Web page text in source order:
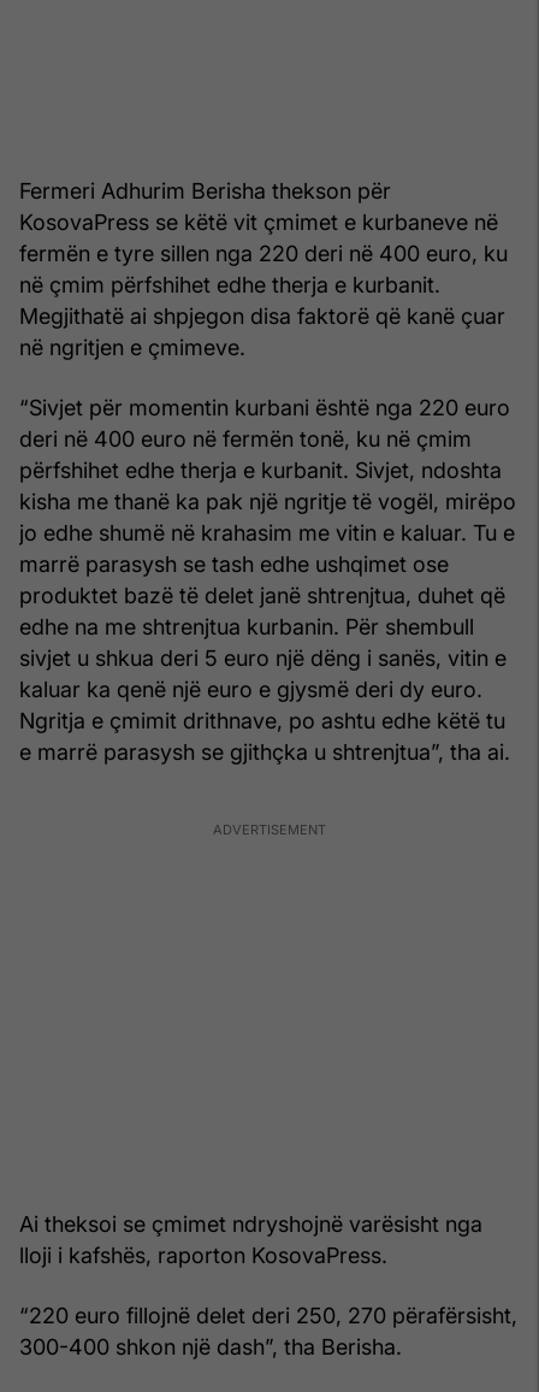
Fermeri Adhurim Berisha thekson për
KosovaPress se këtë vit çmimet e kurbaneve në
fermën e tyre sillen nga 220 deri në 400 euro, ku
në çmim përfshihet edhe therja e kurbanit.
Megjithatë ai shpjegon disa faktorë që kanë çuar
në ngritjen e çmimeve.
“Sivjet për momentin kurbani është nga 220 euro
deri në 400 euro në fermën tonë, ku në çmim
përfshihet edhe therja e kurbanit. Sivjet, ndoshta
kisha me thanë ka pak një ngritje të vogël, mirëpo
jo edhe shumë në krahasim me vitin e kaluar. Tu e
marrë parasysh se tash edhe ushqimet ose
produktet bazë të delet janë shtrenjtua, duhet që
edhe na me shtrenjtua kurbanin. Për shembull
sivjet u shkua deri 5 euro një dëng i sanës, vitin e
kaluar ka qenë një euro e gjysmë deri dy euro.
Ngritja e çmimit drithnave, po ashtu edhe këtë tu
e marrë parasysh se gjithçka u shtrenjtua”, tha ai.
Ai theksoi se çmimet ndryshojnë varësisht nga
lloji i kafshës, raporton KosovaPress.
“220 euro fillojnë delet deri 250, 270 përafërsisht,
300-400 shkon një dash”, tha Berisha.